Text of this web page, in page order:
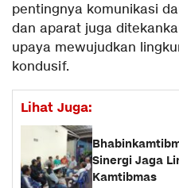
pentingnya komunikasi
dan aparat juga
upaya mewujudkan
kondusif.
Lihat Juga:
Sinergi Jaga
Kamtibmas